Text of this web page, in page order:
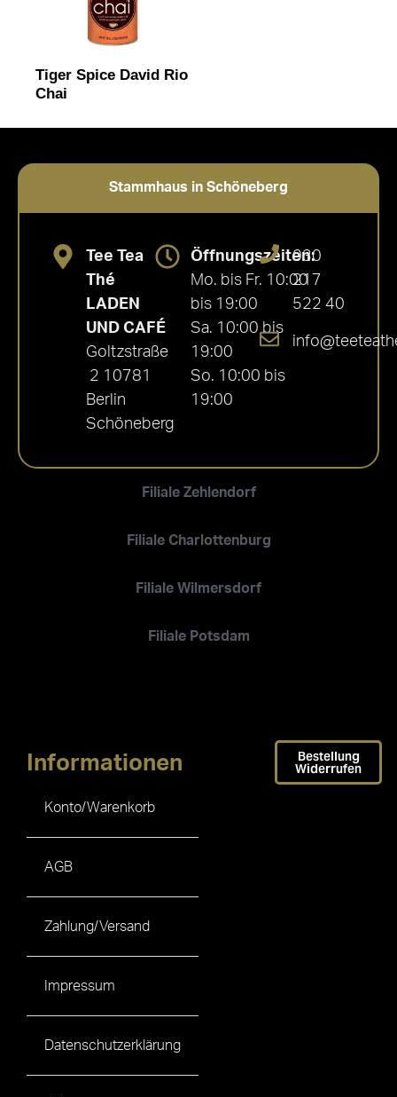
Tiger Spice David Rio
Chai
Stammhaus in Schöneberg
Filiale Zehlendorf
Filiale Charlottenburg
Filiale Wilmersdorf
Filiale Potsdam
Tee Tea
Thé
LADEN
UND CAFÉ
Goltzstraße
2 10781
Berlin
Schöneberg
Öffnungszeiten:
Mo. bis Fr. 10:00
bis 19:00
Sa. 10:00 bis
19:00
So. 10:00 bis
19:00
030
217
522 40
Informationen
Konto/Warenkorb
AGB
Zahlung/Versand
Impressum
Datenschutzerklärung
Bestellung
Widerrufen